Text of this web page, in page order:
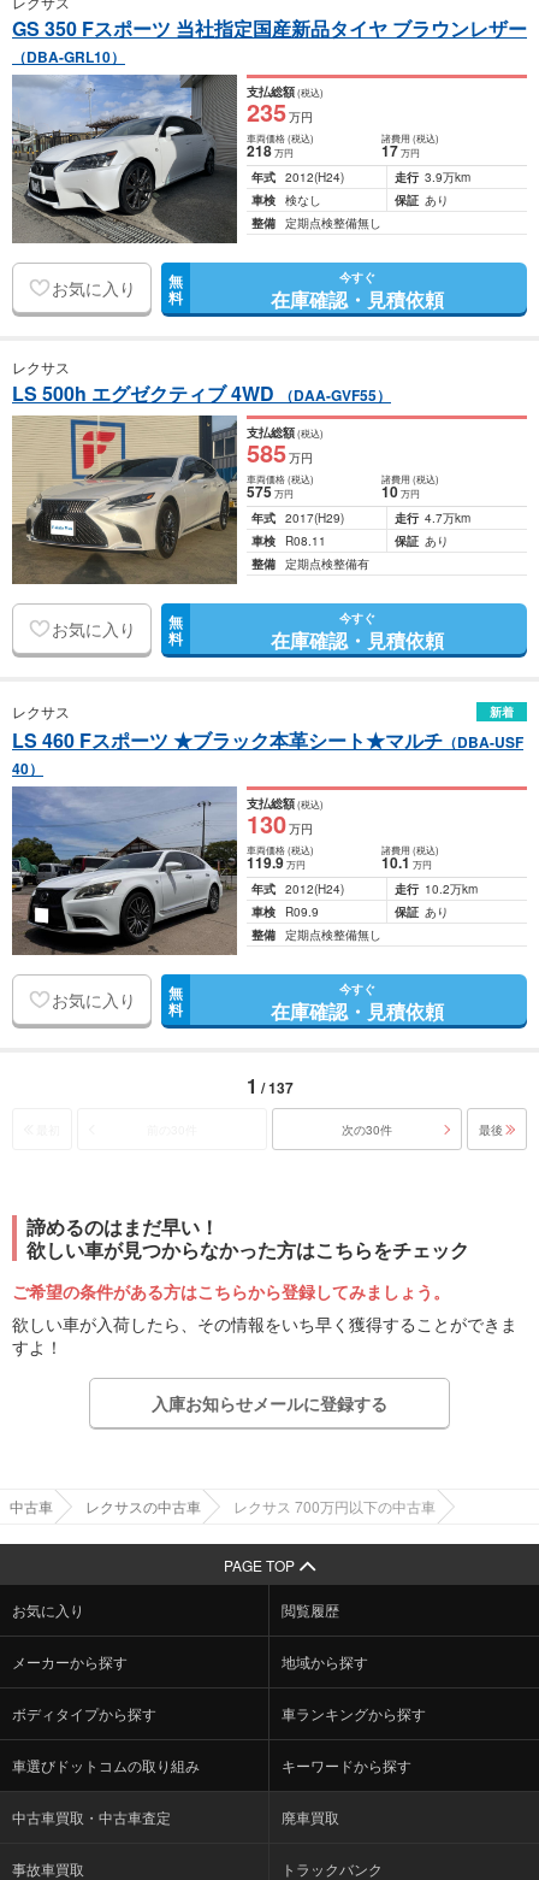
GS 350 Fスポーツ 当社指定国産新品タイヤ ブラウンレザー
（DBA-GRL10）
支払総額(税込)
235万円
車両価格(税込)
218万円
諸費用 (税込)
17 万円
年式 2012(H24) 走行 3.9万km
車検 検なし 保証 あり
整備 定期点検整備無し
お気に入り 無
料
今すぐ
在庫確認・見積依頼
レクサス
LS 500h エグゼクティブ 4WD （DAA-GVF55）
支払総額(税込)
585万円
車両価格(税込)
575万円
諸費用 (税込)
10 万円
年式 2017(H29) 走行 4.7万km
車検
R08.11 保証 あり
整備 定期点検整備有
お気に入り 無
料
今すぐ
在庫確認・見積依頼
レクサス 新着
LS 460 Fスポーツ ★ブラック本革シート★マルチ （DBA-USF
40）
支払総額(税込)
130万円
車両価格(税込)
119.9万円
諸費用 (税込)
10.1 万円
年式 2012(H24) 走行 10.2万km
車検
R09.9 保証 あり
整備 定期点検整備無し
お気に入り 無
料
今すぐ
在庫確認・見積依頼
1 / 137
次の30件 最後
諦めるのはまだ早い！
欲しい車が見つからなかった方はこちらをチェック
ご希望の条件がある方はこちらから登録してみましょう。
欲しい車が入荷したら、その情報をいち早く獲得することができま
すよ！
入庫お知らせメールに登録する
中古車 レクサスの中古車 レクサス 700万円以下の中古車
PAGE TOP
お気に入り 閲覧履歴
メーカーから探す 地域から探す
ボディタイプから探す 車ランキングから探す
車選びドットコムの取り組み キーワードから探す
中古車買取・中古車査定 廃車買取
事故車買取 トラックバンク